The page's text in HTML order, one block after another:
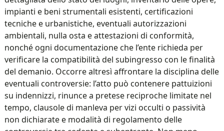
impianti e beni strumentali esistenti, certificazioni
tecniche e urbanistiche, eventuali autorizzazioni
ambientali, nulla osta e attestazioni di conformità,
nonché ogni documentazione che l’ente richieda per
verificare la compatibilità del subingresso con le finalità
del demanio. Occorre altresì affrontare la disciplina delle
eventuali controversie: l’atto può contenere pattuizioni
su indennizzi, rinunce a pretese reciproche limitate nel
tempo, clausole di manleva per vizi occulti o passività
non dichiarate e modalità di regolamento delle